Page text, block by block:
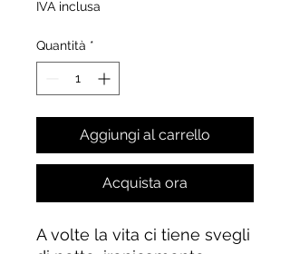
IVA inclusa
Quantità *
Aggiungi al carrello
Acquista ora
A volte la vita ci tiene svegli